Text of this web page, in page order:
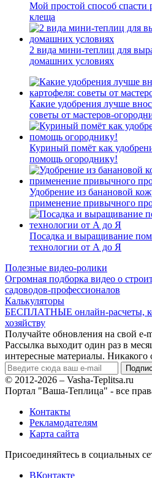
Мой простой способ спасти
клеща
2 вида мини-теплиц для
домашних условиях
Какие удобрения лучше
советы от мастеров-
Куриный помёт как
помощь огороднику!
Удобрение из банановой
применение привычного
Посадка и выращивание
технологии от А до Я
Полезные видео-ролики
Огромная подборка видео о
садоводов-профессионалов
Калькуляторы
БЕСПЛАТНЫЕ онлайн-расчеты,
хозяйству
Получайте обновления на свой e-
Рассылка выходит один раз в
интересные материалы. Никакого
© 2012-2026 – Vasha-Teplitsa.ru
Портал "Ваша-Теплица" - все
Контакты
Рекламодателям
Карта сайта
Присоединяйтесь в социальных
ВКонтакте